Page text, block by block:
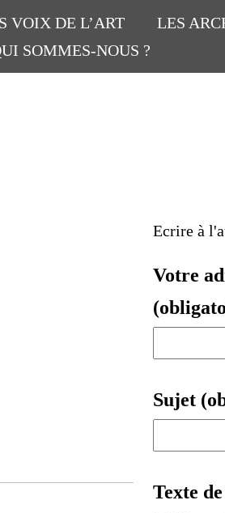
VOIX DE L’ART
LES
SOMMES-NOUS ?
Ecrire à
Votre
Sujet
Texte